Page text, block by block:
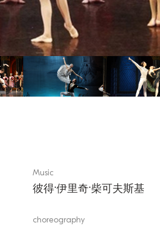
Music
彼得·伊里奇·柴可夫斯基
choreography